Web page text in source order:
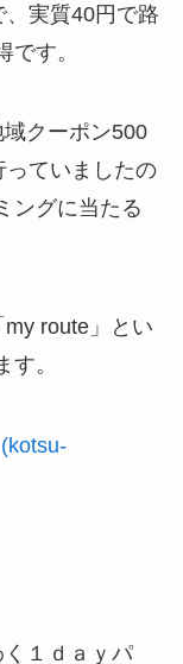
実質40円で路
す。
クーポン500
っていましたの
ングに当たる
route」とい
。
１ｄａｙパ